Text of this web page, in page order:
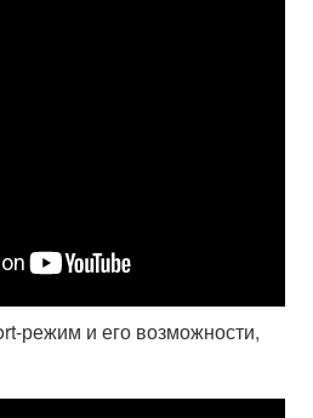
режим и его возможности,